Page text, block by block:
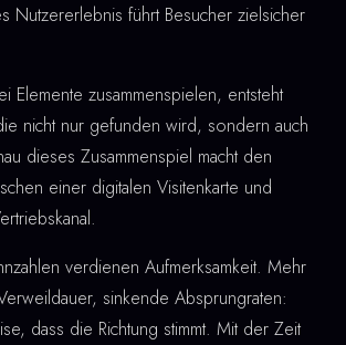
Nutzererlebnis führt Besucher zielsicher
Elemente zusammenspielen, entsteht
nicht nur gefunden wird, sondern auch
dieses Zusammenspiel macht den
einer digitalen Visitenkarte und
verdienen Aufmerksamkeit. Mehr
sinkende Absprungraten:
dass die Richtung stimmt. Mit der Zeit